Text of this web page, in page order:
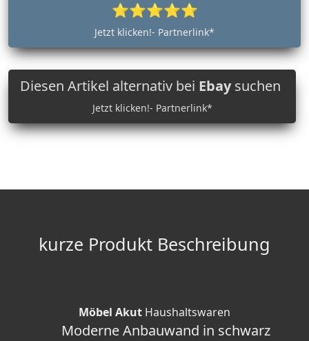
⭐⭐⭐⭐⭐
Jetzt klicken!- Partnerlink*
Diesen Artikel alternativ bei Ebaysuchen
Jetzt klicken!- Partnerlink*
kurze Produkt Beschreibung
Möbel Akut Haushaltswaren
Moderne Anbauwand in schwarz